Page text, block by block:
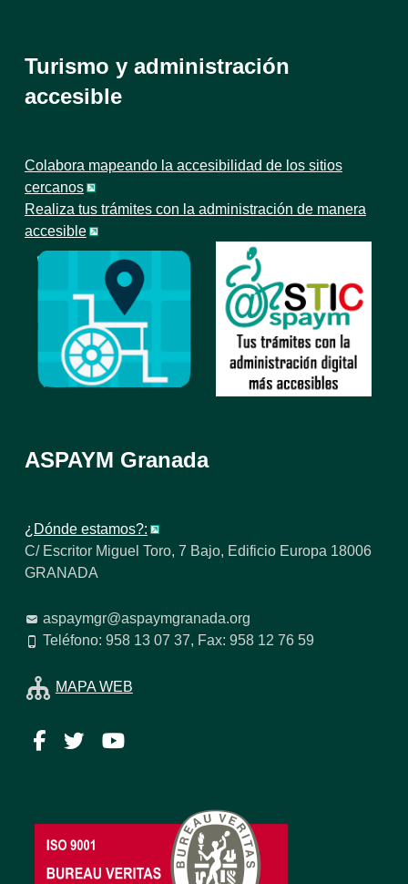
Turismo y administración
accesible
Colabora mapeando la accesibilidad de los sitios
cercanos
Realiza tus trámites con la administración de manera
accesible
ASPAYM Granada
¿Dónde estamos?:
C/ Escritor Miguel Toro, 7 Bajo, Edificio Europa 18006
GRANADA
aspaymgr@aspaymgranada.org
Teléfono: 958 13 07 37, Fax: 958 12 76 59
MAPA WEB
Facebook
TwitterYouTube